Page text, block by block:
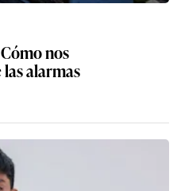
nos
alarmas